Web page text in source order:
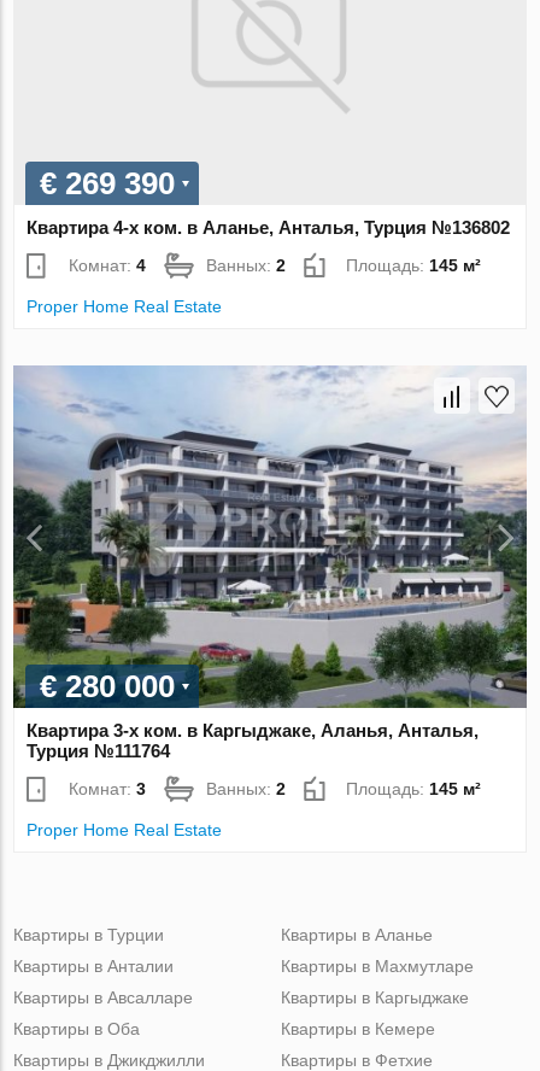
€ 269 390
Квартира 4-х ком. в Аланье, Анталья, Турция №136802
Комнат:4 Ванных:2 Площадь: 145 м²
Proper Home Real Estate
€ 280 000
Квартира 3-х ком. в Каргыджаке, Аланья, Анталья,
Турция №111764
Комнат:3 Ванных:2 Площадь: 145 м²
Proper Home Real Estate
Квартиры в Турции
Квартиры в Анталии
Квартиры в Авсалларе
Квартиры в Оба
Квартиры в Джикджилли
Квартиры в Аланье
Квартиры в Махмутларе
Квартиры в Каргыджаке
Квартиры в Кемере
Квартиры в Фетхие